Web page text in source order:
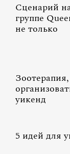
Сценарий
группе
не только
уикенд
5 идей для